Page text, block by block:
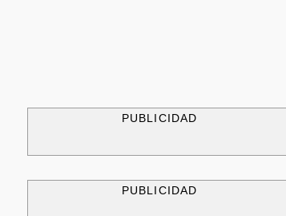
PUBLICIDAD
PUBLICIDAD